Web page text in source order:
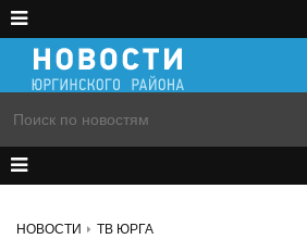
НОВОСТИ ТВ ЮРГА